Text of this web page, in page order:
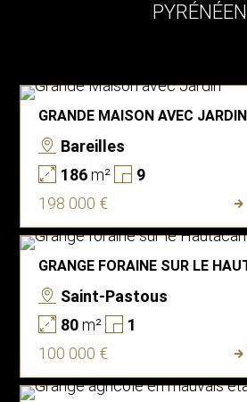
PYRÉNÉEN
GRANDE MAISON AVEC JARDIN
Bareilles
186m²
9
198 000 €
GRANGE FORAINE SUR LE
Saint-Pastous
80m²
1
100 000 €